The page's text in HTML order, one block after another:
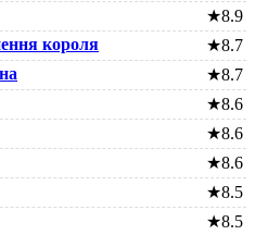
★8.9
короля ★8.7
★8.7
★8.6
★8.6
★8.6
★8.5
★8.5